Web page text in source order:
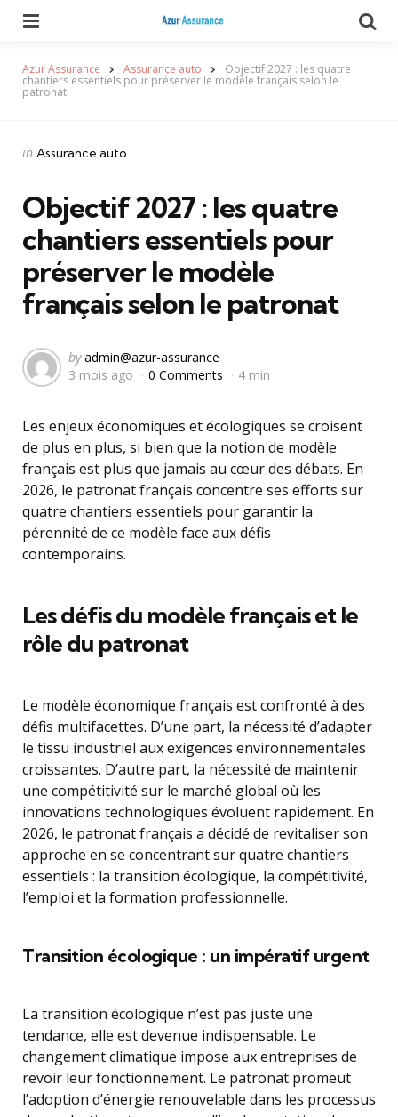
Azur Assurance Assurance auto Objectif 2027 : les quatre
chantiers essentiels pour préserver le modèle français selon le
patronat
Categories
Posted
in Assurance auto
Objectif 2027 : les quatre
chantiers essentiels pour
préserver le modèle
français selon le patronat
Posted
by
by admin@azur-assurance
3 mois ago
0 Comments 4 min
Les enjeux économiques et écologiques se croisent
de plus en plus, si bien que la notion de modèle
français est plus que jamais au cœur des débats. En
2026, le patronat français concentre ses efforts sur
quatre chantiers essentiels pour garantir la
pérennité de ce modèle face aux défis
contemporains.
Les défis du modèle français et le
rôle du patronat
Le modèle économique français est confronté à des
défis multifacettes. D’une part, la nécessité d’adapter
le tissu industriel aux exigences environnementales
croissantes. D’autre part, la nécessité de maintenir
une compétitivité sur le marché global où les
innovations technologiques évoluent rapidement. En
2026, le patronat français a décidé de revitaliser son
approche en se concentrant sur quatre chantiers
essentiels : la transition écologique, la compétitivité,
l’emploi et la formation professionnelle.
Transition écologique : un impératif urgent
La transition écologique n’est pas juste une
tendance, elle est devenue indispensable. Le
changement climatique impose aux entreprises de
revoir leur fonctionnement. Le patronat promeut
l’adoption d’énergie renouvelable dans les processus